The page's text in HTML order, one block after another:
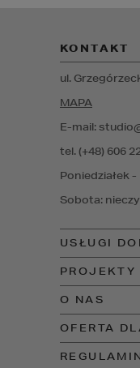
USŁUGI
PROJEKTY
O NAS
OFERTA
Poniedziałek -
Sobota:
KONTAKT
E-mail:
tel. (+48) 606
ul.
MAPA